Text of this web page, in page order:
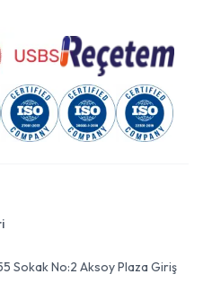
Sokak No:2 Aksoy Plaza Giriş